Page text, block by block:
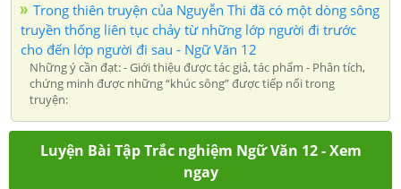
Trong thiên truyện của Nguyễn Thi đã có một dòng sông
truyền thống liên tục chảy từ những lớp người đi trước
cho đến lớp người đi sau - Ngữ Văn 12
Những ý cần đạt: - Giới thiệu được tác giả, tác phẩm - Phân tích,
chứng minh được những “khúc sông” được tiếp nối trong
truyện:
Luyện Bài Tập Trắc nghiệm Ngữ Văn 12 - Xem
ngay